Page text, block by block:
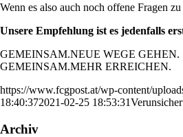
Wenn es also auch noch offene Fragen
Unsere Empfehlung ist es jedenfalls
GEMEINSAM.NEUE WEGE GEHEN.
GEMEINSAM.MEHR ERREICHEN.
https://www.fcgpost.at/wp-content/
18:40:372021-02-25 18:53:31
Archiv